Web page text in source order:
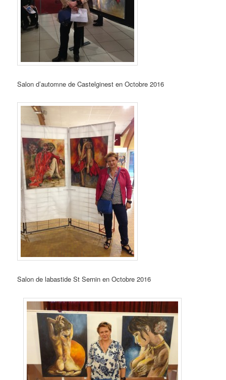
Salon d’automne de Castelginest en Octobre 2016
Salon de labastide St Sernin en Octobre 2016